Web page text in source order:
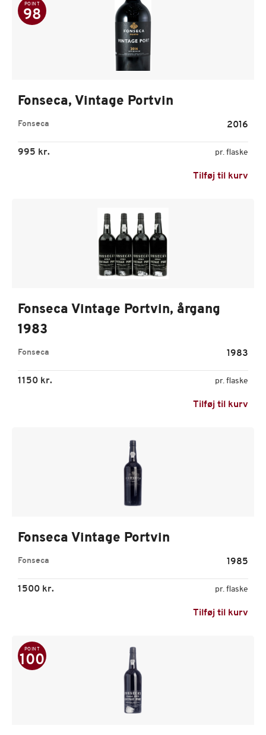
POINT
98
Fonseca, Vintage Portvin
Fonseca 2016
995 kr. pr. flaske
Tilføj til kurv
Fonseca Vintage Portvin, årgang
1983
Fonseca 1983
1150 kr. pr. flaske
Tilføj til kurv
Fonseca Vintage Portvin
Fonseca 1985
1500 kr. pr. flaske
Tilføj til kurv
POINT
100